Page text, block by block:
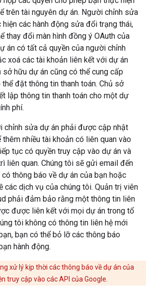
trên tài nguyên dự án. Người chỉnh sửa
các hành động sửa đổi trạng thái,
thay đổi màn hình đồng ý OAuth của
án có tất cả quyền của người chỉnh
xoá các tài khoản liên kết với dự án
sở hữu dự án cũng có thể cung cấp
đặt thông tin thanh toán. Chủ sở
lập thông tin thanh toán cho một dự
phí.
chỉnh sửa dự án phải được cập nhật
thêm nhiều tài khoản có liên quan vào
tục có quyền truy cập vào dự án và
liên quan. Chúng tôi sẽ gửi email đến
thông báo về dự án của bạn hoặc
các dịch vụ của chúng tôi. Quản trị viên
phải đảm bảo rằng một thông tin liên
được liên kết với mọi dự án trong tổ
tôi không có thông tin liên hệ mới
bạn có thể bỏ lỡ các thông báo
hành động.
xử lý kịp thời các thông báo về dự án của
truy cập vào các API của Google.